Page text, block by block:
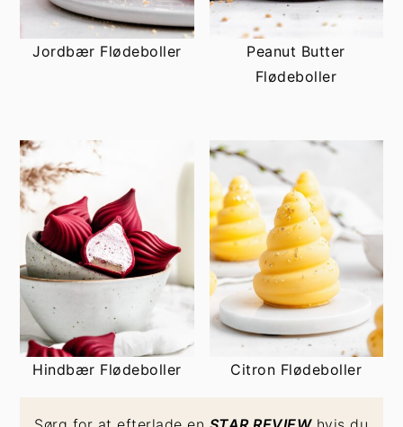
Jordbær Flødeboller
Peanut Butter
Flødeboller
Hindbær Flødeboller Citron Flødeboller